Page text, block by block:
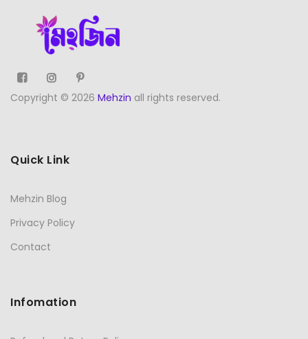
Copyright © 2026 Mehzin all rights reserved.
Quick Link
Mehzin Blog
Privacy Policy
Contact
Infomation